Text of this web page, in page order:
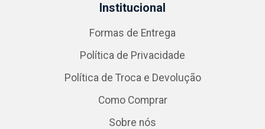
Institucional
Formas de Entrega
Política de Privacidade
Política de Troca e Devolução
Como Comprar
Sobre nós